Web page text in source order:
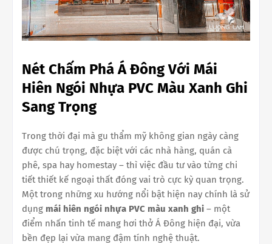
Nét Chấm Phá Á Đông Với Mái
Hiên Ngói Nhựa PVC Màu Xanh Ghi
Sang Trọng
Trong thời đại mà gu thẩm mỹ không gian ngày càng
được chú trọng, đặc biệt với các nhà hàng, quán cà
phê, spa hay homestay – thì việc đầu tư vào từng chi
tiết thiết kế ngoại thất đóng vai trò cực kỳ quan trọng.
Một trong những xu hướng nổi bật hiện nay chính là sử
dụng mái hiên ngói nhựa PVC màu xanh ghi – một
điểm nhấn tinh tế mang hơi thở Á Đông hiện đại, vừa
bền đẹp lại vừa mang đậm tính nghệ thuật.